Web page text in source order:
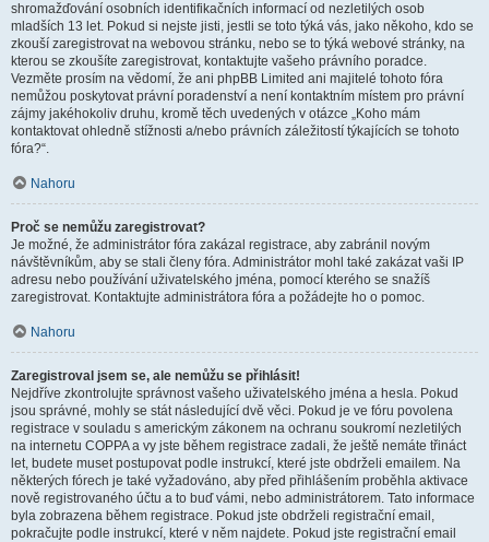
shromažďování osobních identifikačních informací od nezletilých osob
mladších 13 let. Pokud si nejste jisti, jestli se toto týká vás, jako někoho, kdo se
zkouší zaregistrovat na webovou stránku, nebo se to týká webové stránky, na
kterou se zkoušíte zaregistrovat, kontaktujte vašeho právního poradce.
Vezměte prosím na vědomí, že ani phpBB Limited ani majitelé tohoto fóra
nemůžou poskytovat právní poradenství a není kontaktním místem pro právní
zájmy jakéhokoliv druhu, kromě těch uvedených v otázce „Koho mám
kontaktovat ohledně stížnosti a/nebo právních záležitostí týkajících se tohoto
fóra?“.
Nahoru
Proč se nemůžu zaregistrovat?
Je možné, že administrátor fóra zakázal registrace, aby zabránil novým
návštěvníkům, aby se stali členy fóra. Administrátor mohl také zakázat vaši IP
adresu nebo používání uživatelského jména, pomocí kterého se snažíš
zaregistrovat. Kontaktujte administrátora fóra a požádejte ho o pomoc.
Nahoru
Zaregistroval jsem se, ale nemůžu se přihlásit!
Nejdříve zkontrolujte správnost vašeho uživatelského jména a hesla. Pokud
jsou správné, mohly se stát následující dvě věci. Pokud je ve fóru povolena
registrace v souladu s americkým zákonem na ochranu soukromí nezletilých
na internetu COPPA a vy jste během registrace zadali, že ještě nemáte třináct
let, budete muset postupovat podle instrukcí, které jste obdrželi emailem. Na
některých fórech je také vyžadováno, aby před přihlášením proběhla aktivace
nově registrovaného účtu a to buď vámi, nebo administrátorem. Tato informace
byla zobrazena během registrace. Pokud jste obdrželi registrační email,
pokračujte podle instrukcí, které v něm najdete. Pokud jste registrační email